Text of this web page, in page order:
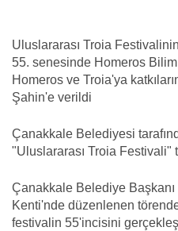
Uluslararası Troia
55. senesinde Homeros
Homeros ve Troia'ya
Şahin'e verildi
Çanakkale Belediyesi
"Uluslararası Troia Festivali"
Çanakkale Belediye
Kenti'nde düzenlenen
festivalin 55'incisini